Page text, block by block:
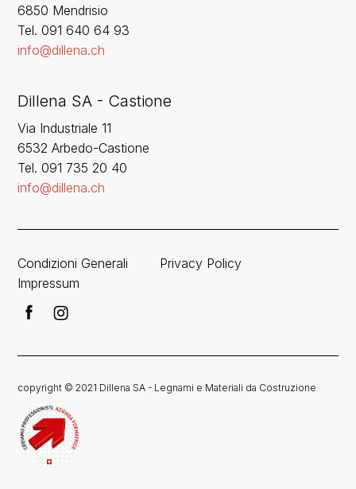
6850 Mendrisio
Tel. 091 640 64 93
info@dillena.ch
Dillena SA - Castione
Via Industriale 11
6532 Arbedo-Castione
Tel. 091 735 20 40
info@dillena.ch
Condizioni Generali
Privacy Policy
Impressum
copyright © 2021 Dillena SA - Legnami e Materiali da Costruzione